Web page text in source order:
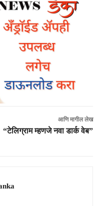
आणि मागील लेख
“टेलिग्राम म्हणजे नवा डार्क वेब”